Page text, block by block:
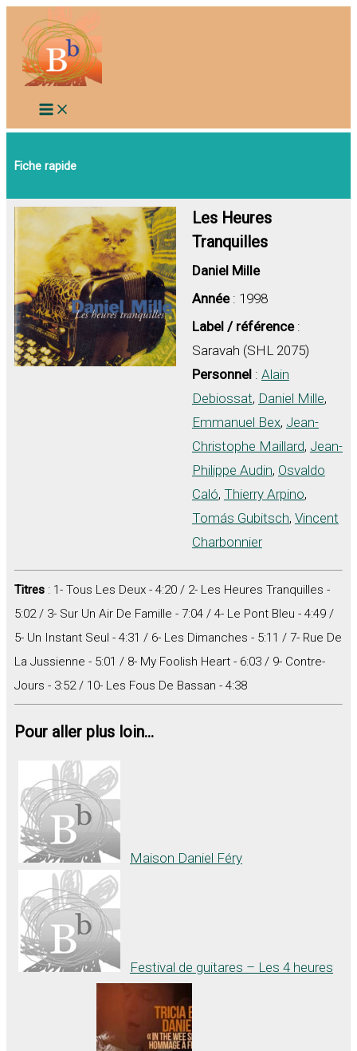
contenu
Fiche rapide
Les Heures
Tranquilles
Daniel Mille
Année: 1998
Label / référence:
Saravah (SHL 2075)
Personnel : Alain
Debiossat, Daniel Mille,
Emmanuel Bex, Jean-
Christophe Maillard, Jean-
Philippe Audin, Osvaldo
Caló, Thierry Arpino,
Tomás Gubitsch, Vincent
Charbonnier
Titres : 1- Tous Les Deux - 4:20 / 2- Les Heures Tranquilles -
5:02 / 3- Sur Un Air De Famille - 7:04 / 4- Le Pont Bleu - 4:49 /
5- Un Instant Seul - 4:31 / 6- Les Dimanches - 5:11 / 7- Rue De
La Jussienne - 5:01 / 8- My Foolish Heart - 6:03 / 9- Contre-
Jours - 3:52 / 10- Les Fous De Bassan - 4:38
Pour aller plus loin...
Maison Daniel Féry
Festival de guitares – Les 4 heures